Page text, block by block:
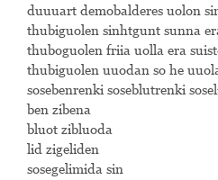
duuuart demobalderes uolon
thubiguolen sinhtgunt sunna
thuboguolen friia uolla era
thubiguolen uuodan so he
sosebenrenki soseblutrenki
ben zibena
bluot zibluoda
lid zigeliden
sosegelimida sin